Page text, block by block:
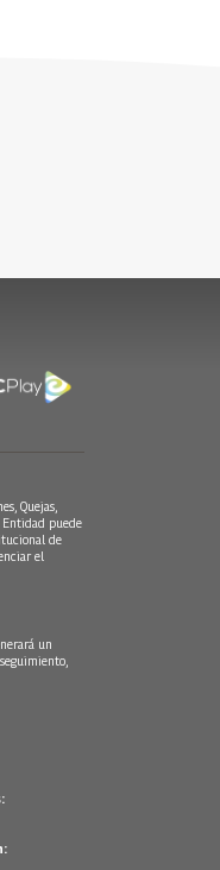
Quejas,
Entidad puede
de
el
un